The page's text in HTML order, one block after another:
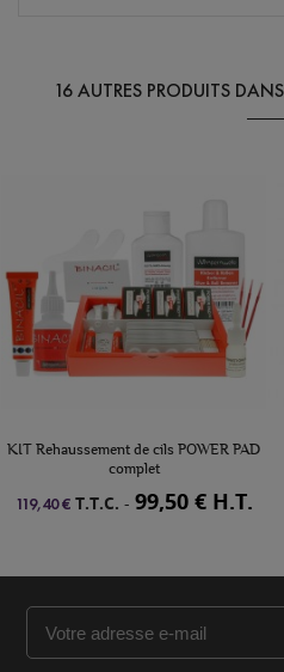
16 AUTRES PRODUITS
KIT Rehaussement de cils POWER PAD
complet
119,40 € T.T.C. - 99,50 € H.T.